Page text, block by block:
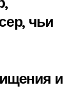
чьи
и